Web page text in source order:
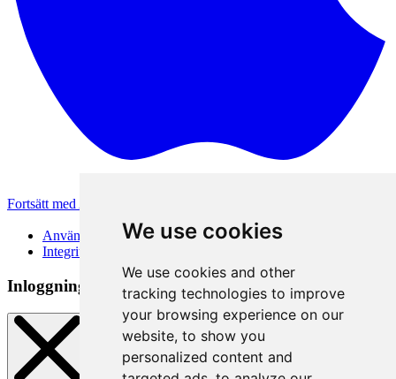
We use cookies
We use cookies and other
tracking technologies to improve
your browsing experience on our
website, to show you
personalized content and
Fortsätt med Apple
Användarvillkor
Integritetspolicy
Inloggningsmetod